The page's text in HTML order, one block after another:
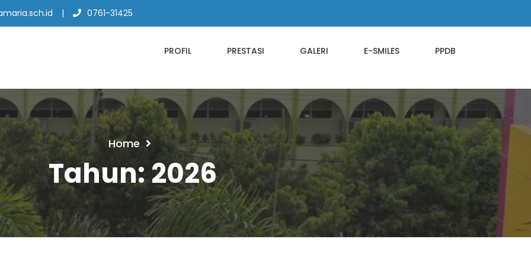
0761-31425
PROFIL PRESTASI GALERI E-SMILES PPDB
Home
Tahun:2026